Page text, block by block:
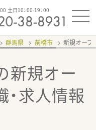
土日10：00-19：00
群馬県 前橋市 新規オープ
新規オー
求人情報